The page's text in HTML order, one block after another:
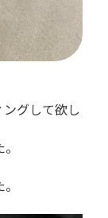
グして欲し